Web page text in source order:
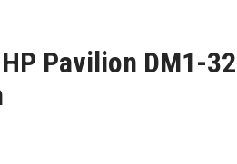
Pavilion DM1-